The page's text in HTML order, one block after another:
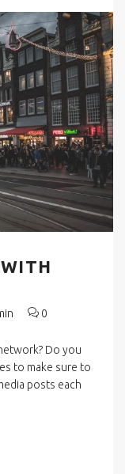
0
Do you
to make sure to
posts each